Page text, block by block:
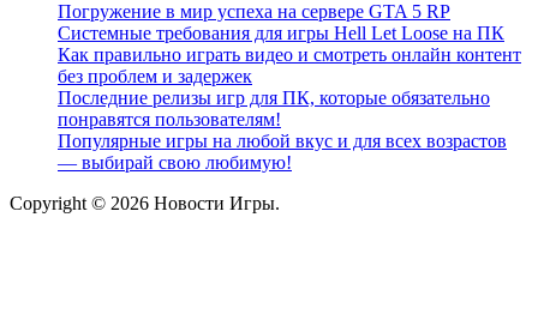
Погружение в мир успеха на сервере GTA 5 RP
Системные требования для игры Hell Let Loose на ПК
Как правильно играть видео и смотреть онлайн контент
без проблем и задержек
Последние релизы игр для ПК, которые обязательно
понравятся пользователям!
Популярные игры на любой вкус и для всех возрастов
— выбирай свою любимую!
Copyright © 2026 Новости Игры.